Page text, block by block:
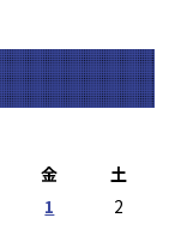
金 土
1
2